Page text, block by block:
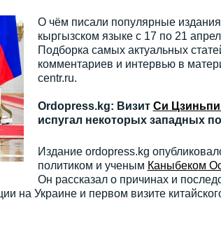
О чём писали популярные
кыргызском языке с 17 по 21
Подборка самых актуальных
комментариев и интервью в
centr.ru.
Ordopress.kg: Визит Си
испугал некоторых западных
Издание ordopress.kg
политиком и ученым Каныбеком
Он рассказал о причинах и
на Украине и первом визите